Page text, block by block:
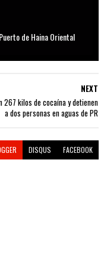
de Haina Oriental
NEXT
267 kilos de cocaína y detienen
a dos personas en aguas de PR
DISQUS FACEBOOK